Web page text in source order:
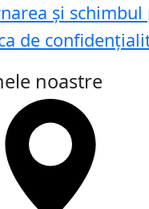
și
de
noastre